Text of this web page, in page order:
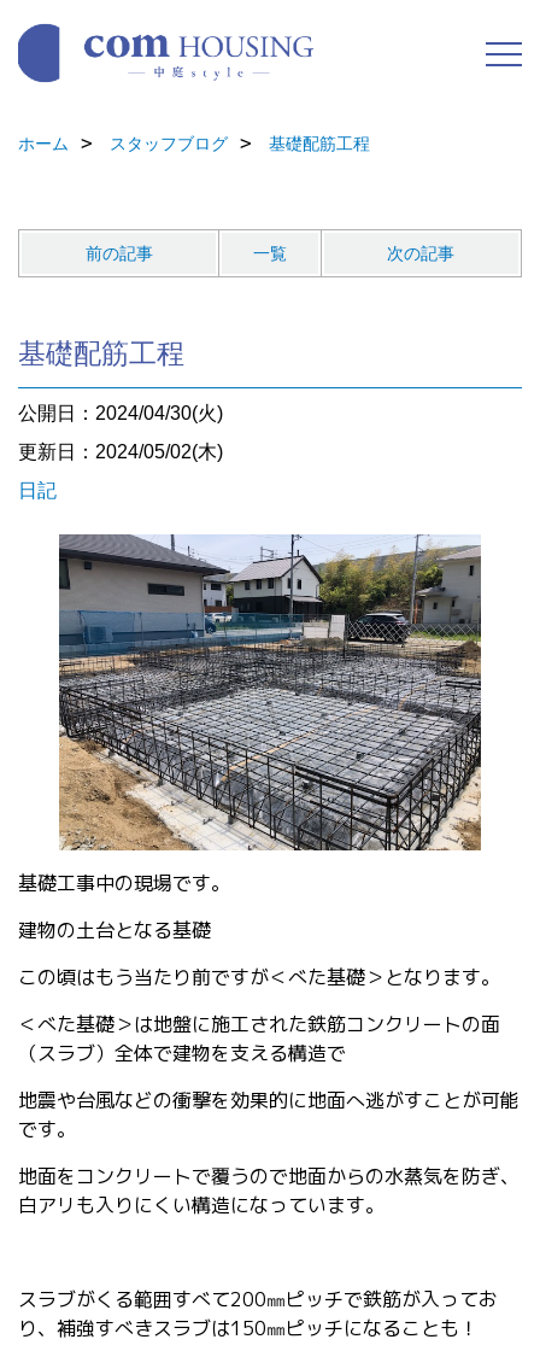
ホーム スタッフブログ 基礎配筋工程
前の記事 一覧 次の記事
基礎配筋工程
公開日：2024/04/30(火)
更新日：2024/05/02(木)
日記
基礎工事中の現場です。
建物の土台となる基礎
この頃はもう当たり前ですが＜べた基礎＞となります。
＜べた基礎＞は地盤に施工された鉄筋コンクリートの面
（スラブ）全体で建物を支える構造で
地震や台風などの衝撃を効果的に地面へ逃がすことが可能
です。
地面をコンクリートで覆うので地面からの水蒸気を防ぎ、
白アリも入りにくい構造になっています。
スラブがくる範囲すべて200㎜ピッチで鉄筋が入ってお
り、補強すべきスラブは150㎜ピッチになることも！